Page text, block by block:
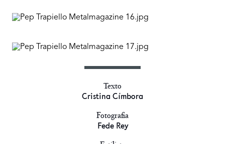
Texto
Cristina Címbora
Fotografía
Fede Rey